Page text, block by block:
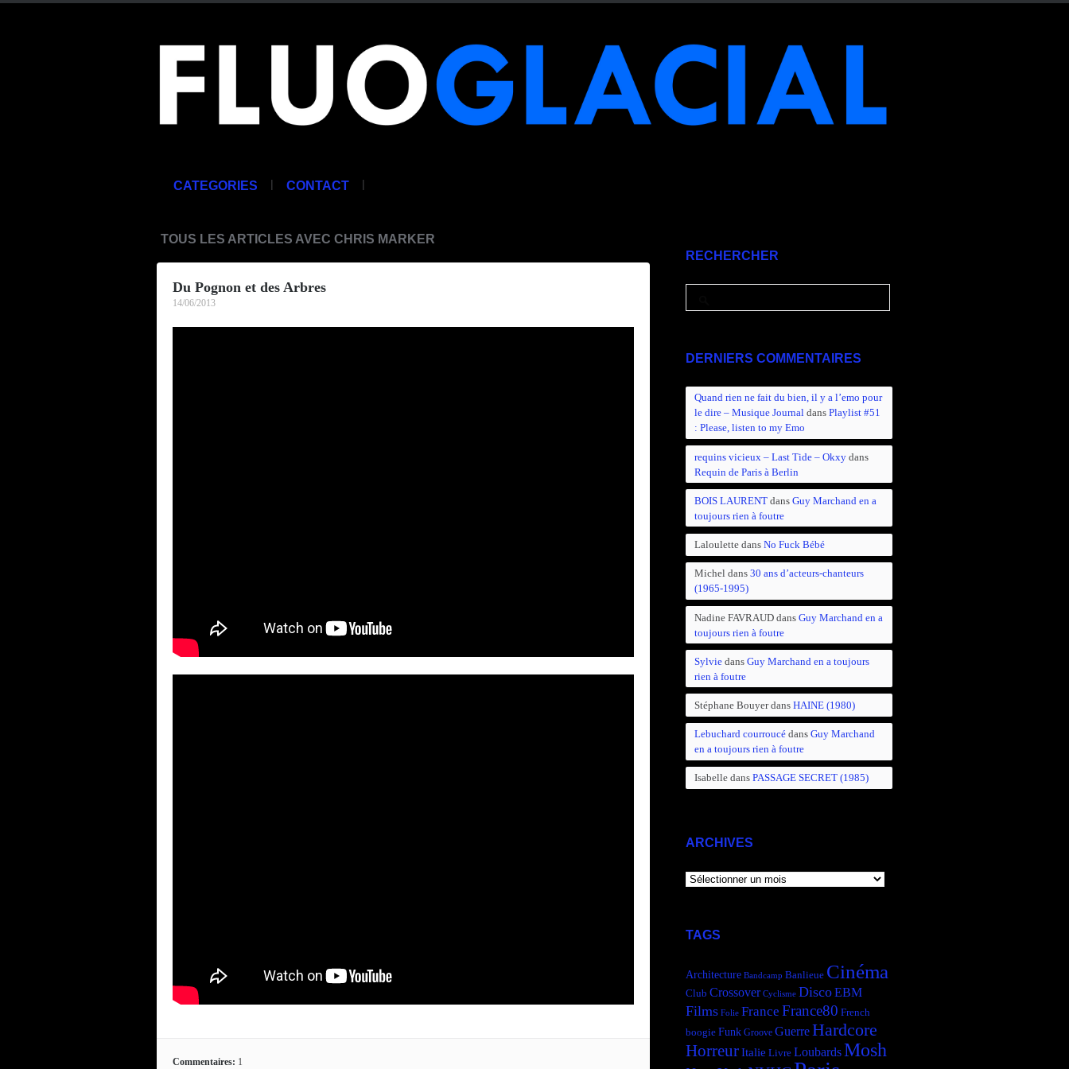
CATEGORIES | CONTACT |
TOUS LES ARTICLES AVEC CHRIS MARKER
Du Pognon et des Arbres
14/06/2013
Commentaires: 1
RECHERCHER
DERNIERS COMMENTAIRES
Quand rien ne fait du bien, il y a l’emo pour
le dire – Musique Journaldans Playlist #51
: Please, listen to my Emo
requins vicieux – Last Tide – Okxydans
Requin de Paris à Berlin
BOIS LAURENTdans Guy Marchand en a
toujours rien à foutre
Laloulettedans No Fuck Bébé
Micheldans 30 ans d’acteurs-chanteurs
(1965-1995)
Nadine FAVRAUDdans Guy Marchand en a
toujours rien à foutre
Sylviedans Guy Marchand en a toujours
rien à foutre
Stéphane Bouyerdans HAINE (1980)
Lebuchard courroucédans Guy Marchand
en a toujours rien à foutre
Isabelledans PASSAGE SECRET (1985)
ARCHIVES
ARCHIVES
TAGS
Architecture Bandcamp Banlieue Cinéma
Club Crossover Cyclisme DiscoEBM
Films Folie France France80 French
boogie Funk Groove GuerreHardcore
HorreurItalie Livre LoubardsMosh